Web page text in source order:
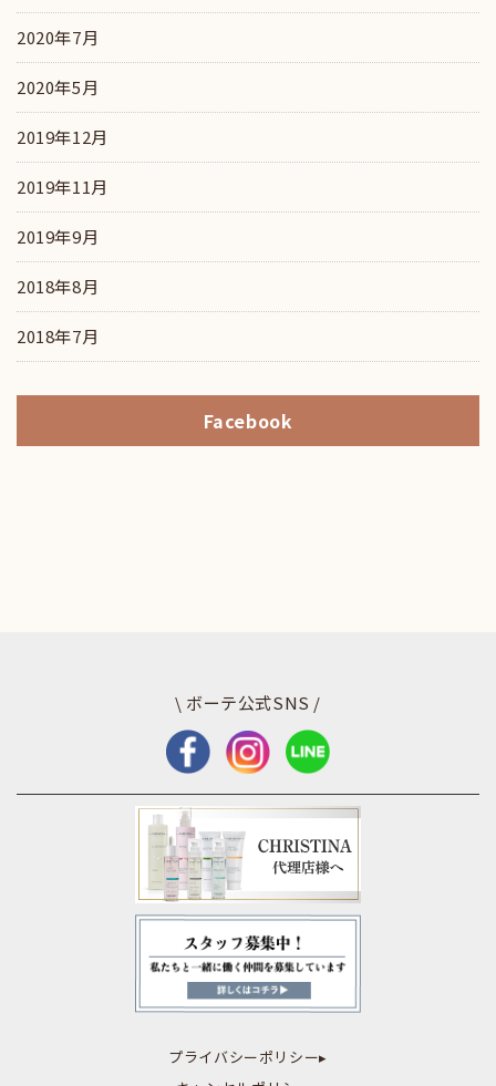
2020年7月
2020年5月
2019年12月
2019年11月
2019年9月
2018年8月
2018年7月
Facebook
\ ボーテ公式SNS /
プライバシーポリシー▸